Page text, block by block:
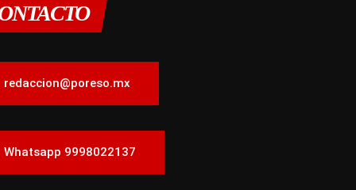
redaccion@poreso.mx
Whatsapp 9998022137